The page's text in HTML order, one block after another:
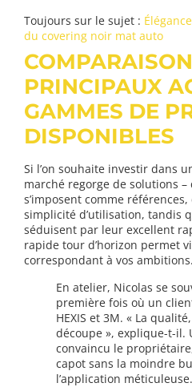
Toujours sur le sujet :
du covering noir mat auto
PRINCIPAUX
GAMMES DE
DISPONIBLES
Si l’on souhaite investir dans
marché regorge de solutions
s’imposent comme
simplicité d’utilisation, tandis
séduisent par leur excellent
rapide tour d’horizon permet
correspondant à vos ambitions.
En atelier, Nicolas se
première fois où un
HEXIS et 3M. « La
découpe », explique-t-il.
convaincu le
capot sans la moindre
l’application méticuleuse.